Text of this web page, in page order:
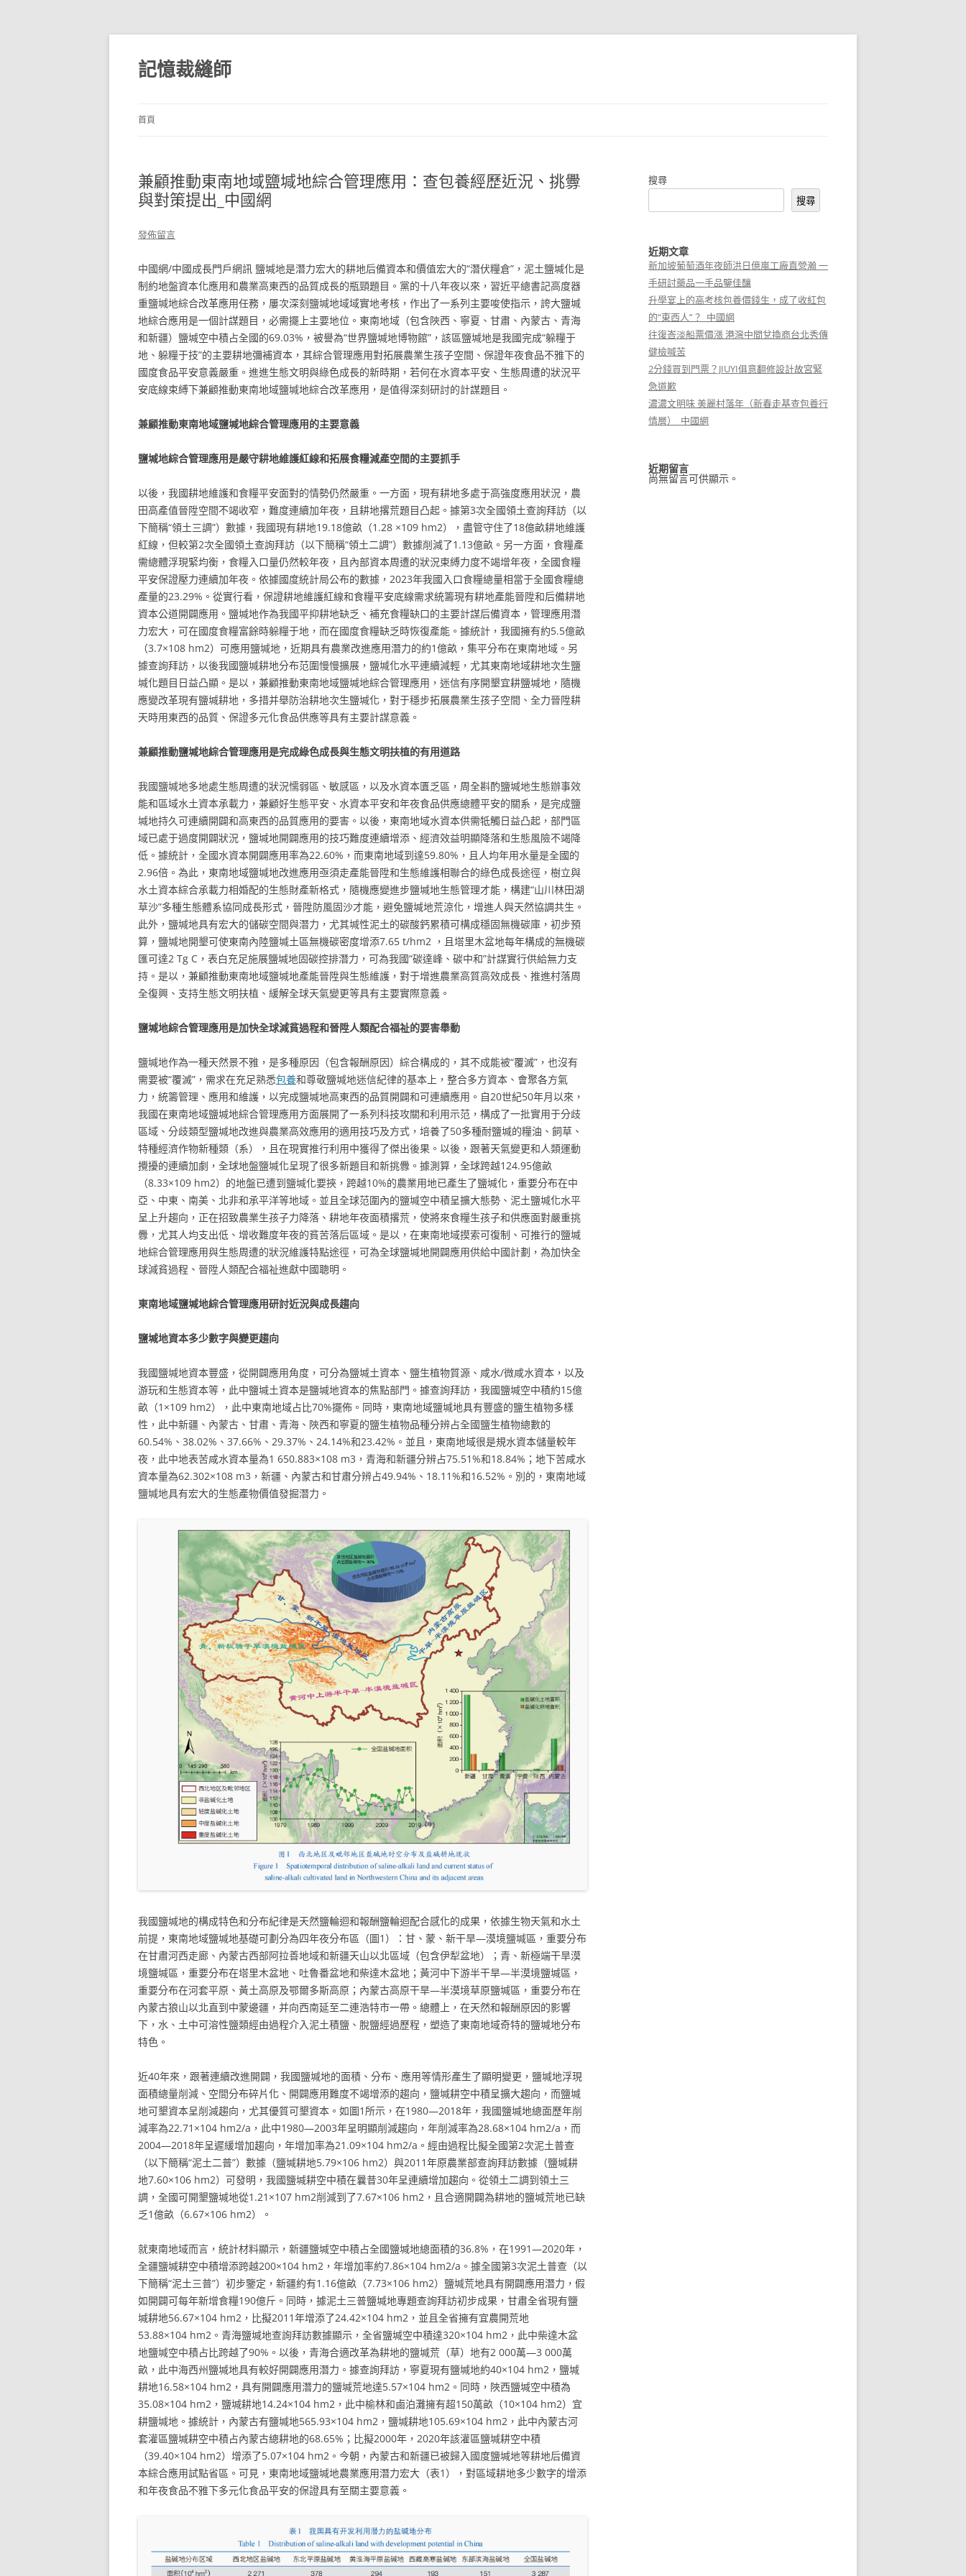
跳
主
要
內
記憶裁縫師
首頁
兼顧推動東南地域鹽堿地綜合管理應用：查包養經歷近況、挑釁
與對策提出_中國網
發佈留言
中國網/中國成長門戶網訊 鹽堿地是潛力宏大的耕地后備資本和價值宏大的“潛伏糧倉”，泥土鹽堿化是
制約地盤資本化應用和農業高東西的品質成長的瓶頸題目。黨的十八年夜以來，習近平總書記高度器
重鹽堿地綜合改革應用任務，屢次深刻鹽堿地域域實地考核，作出了一系列主要唆使指示，誇大鹽堿
地綜合應用是一個計謀題目，必需擺上主要地位。東南地域（包含陜西、寧夏、甘肅、內蒙古、青海
和新疆）鹽堿空中積占全國的69.03%，被譽為“世界鹽堿地博物館”，該區鹽堿地是我國完成“躲糧于
地、躲糧于技”的主要耕地彌補資本，其綜合管理應用對拓展農業生孩子空間、保證年夜食品不雅下的
國度食品平安意義嚴重。進進生態文明與綠色成長的新時期，若何在水資本平安、生態周遭的狀況平
安底線束縛下兼顧推動東南地域鹽堿地綜合改革應用，是值得深刻研討的計謀題目。
兼顧推動東南地域鹽堿地綜合管理應用的主要意義
鹽堿地綜合管理應用是嚴守耕地維護紅線和拓展食糧減產空間的主要抓手
以後，我國耕地維護和食糧平安面對的情勢仍然嚴重。一方面，現有耕地多處于高強度應用狀況，農
田高產值晉陞空間不竭收窄，難度連續加年夜，且耕地撂荒題目凸起。據第3次全國領土查詢拜訪（以
下簡稱“領土三調”）數據，我國現有耕地19.18億畝（1.28 ×109 hm2），盡管守住了18億畝耕地維護
紅線，但較第2次全國領土查詢拜訪（以下簡稱“領土二調”）數據削減了1.13億畝。另一方面，食糧產
需總體浮現緊均衡，食糧入口量仍然較年夜，且內部資本周遭的狀況束縛力度不竭增年夜，全國食糧
平安保證壓力連續加年夜。依據國度統計局公布的數據，2023年我國入口食糧總量相當于全國食糧總
產量的23.29%。從實行看，保證耕地維護紅線和食糧平安底線需求統籌現有耕地產能晉陞和后備耕地
資本公道開闢應用。鹽堿地作為我國平抑耕地缺乏、補充食糧缺口的主要計謀后備資本，管理應用潛
力宏大，可在國度食糧富餘時躲糧于地，而在國度食糧缺乏時恢復產能。據統計，我國擁有約5.5億畝
（3.7×108 hm2）可應用鹽堿地，近期具有農業改進應用潛力的約1億畝，集平分布在東南地域。另
據查詢拜訪，以後我國鹽堿耕地分布范圍慢慢擴展，鹽堿化水平連續減輕，尤其東南地域耕地次生鹽
堿化題目日益凸顯。是以，兼顧推動東南地域鹽堿地綜合管理應用，迷信有序開墾宜耕鹽堿地，隨機
應變改革現有鹽堿耕地，多措并舉防治耕地次生鹽堿化，對于穩步拓展農業生孩子空間、全力晉陞耕
天時用東西的品質、保證多元化食品供應等具有主要計謀意義。
兼顧推動鹽堿地綜合管理應用是完成綠色成長與生態文明扶植的有用道路
我國鹽堿地多地處生態周遭的狀況懦弱區、敏感區，以及水資本匱乏區，周全斟酌鹽堿地生態辦事效
能和區域水土資本承載力，兼顧好生態平安、水資本平安和年夜食品供應總體平安的關系，是完成鹽
堿地持久可連續開闢和高東西的品質應用的要害。以後，東南地域水資本供需牴觸日益凸起，部門區
域已處于過度開闢狀況，鹽堿地開闢應用的技巧難度連續增添、經濟效益明顯降落和生態風險不竭降
低。據統計，全國水資本開闢應用率為22.60%，而東南地域到達59.80%，且人均年用水量是全國的
2.96倍。為此，東南地域鹽堿地改進應用亟須走產能晉陞和生態維護相聯合的綠色成長途徑，樹立與
水土資本綜合承載力相婚配的生態財產新格式，隨機應變進步鹽堿地生態管理才能，構建“山川林田湖
草沙”多種生態體系協同成長形式，晉陞防風固沙才能，避免鹽堿地荒涼化，增進人與天然協調共生。
此外，鹽堿地具有宏大的儲碳空間與潛力，尤其堿性泥土的碳酸鈣累積可構成穩固無機碳庫，初步預
算，鹽堿地開墾可使東南內陸鹽堿土區無機碳密度增添7.65 t/hm2 ，且塔里木盆地每年構成的無機碳
匯可達2 Tg C，表白充足施展鹽堿地固碳控排潛力，可為我國“碳達峰、碳中和”計謀實行供給無力支
持。是以，兼顧推動東南地域鹽堿地產能晉陞與生態維護，對于增進農業高質高效成長、推進村落周
全復興、支持生態文明扶植、緩解全球天氣變更等具有主要實際意義。
鹽堿地綜合管理應用是加快全球減貧過程和晉陞人類配合福祉的要害舉動
鹽堿地作為一種天然景不雅，是多種原因（包含報酬原因）綜合構成的，其不成能被“覆滅”，也沒有
需要被“覆滅”，需求在充足熟悉包養和尊敬鹽堿地迷信紀律的基本上，整合多方資本、會聚各方氣
力，統籌管理、應用和維護，以完成鹽堿地高東西的品質開闢和可連續應用。自20世紀50年月以來，
我國在東南地域鹽堿地綜合管理應用方面展開了一系列科技攻關和利用示范，構成了一批實用于分歧
區域、分歧類型鹽堿地改進與農業高效應用的適用技巧及方式，培養了50多種耐鹽堿的糧油、飼草、
特種經濟作物新種類（系），且在現實推行利用中獲得了傑出後果。以後，跟著天氣變更和人類運動
攪擾的連續加劇，全球地盤鹽堿化呈現了很多新題目和新挑釁。據測算，全球跨越124.95億畝
（8.33×109 hm2）的地盤已遭到鹽堿化要挾，跨越10%的農業用地已產生了鹽堿化，重要分布在中
亞、中東、南美、北非和承平洋等地域。並且全球范圍內的鹽堿空中積呈擴大態勢、泥土鹽堿化水平
呈上升趨向，正在招致農業生孩子力降落、耕地年夜面積撂荒，使將來食糧生孩子和供應面對嚴重挑
釁，尤其人均支出低、增收難度年夜的貧苦落后區域。是以，在東南地域摸索可復制、可推行的鹽堿
地綜合管理應用與生態周遭的狀況維護特點途徑，可為全球鹽堿地開闢應用供給中國計劃，為加快全
球減貧過程、晉陞人類配合福祉進獻中國聰明。
東南地域鹽堿地綜合管理應用研討近況與成長趨向
鹽堿地資本多少數字與變更趨向
我國鹽堿地資本豐盛，從開闢應用角度，可分為鹽堿土資本、鹽生植物質源、咸水/微咸水資本，以及
游玩和生態資本等，此中鹽堿土資本是鹽堿地資本的焦點部門。據查詢拜訪，我國鹽堿空中積約15億
畝（1×109 hm2），此中東南地域占比70%擺佈。同時，東南地域鹽堿地具有豐盛的鹽生植物多樣
性，此中新疆、內蒙古、甘肅、青海、陜西和寧夏的鹽生植物品種分辨占全國鹽生植物總數的
60.54%、38.02%、37.66%、29.37%、24.14%和23.42%。並且，東南地域很是規水資本儲量較年
夜，此中地表苦咸水資本量為1 650.883×108 m3，青海和新疆分辨占75.51%和18.84%；地下苦咸水
資本量為62.302×108 m3，新疆、內蒙古和甘肅分辨占49.94%、18.11%和16.52%。別的，東南地域
鹽堿地具有宏大的生態產物價值發掘潛力。
我國鹽堿地的構成特色和分布紀律是天然鹽輪迴和報酬鹽輪迴配合感化的成果，依據生物天氣和水土
前提，東南地域鹽堿地基礎可劃分為四年夜分布區（圖1）：甘、蒙、新干旱—漠境鹽堿區，重要分布
在甘肅河西走廊、內蒙古西部阿拉善地域和新疆天山以北區域（包含伊犁盆地）；青、新極端干旱漠
境鹽堿區，重要分布在塔里木盆地、吐魯番盆地和柴達木盆地；黃河中下游半干旱—半漠境鹽堿區，
重要分布在河套平原、黃土高原及鄂爾多斯高原；內蒙古高原干旱—半漠境草原鹽堿區，重要分布在
內蒙古狼山以北直到中蒙邊疆，并向西南延至二連浩特市一帶。總體上，在天然和報酬原因的影響
下，水、土中可溶性鹽類經由過程介入泥土積鹽、脫鹽經過歷程，塑造了東南地域奇特的鹽堿地分布
特色。
近40年來，跟著連續改進開闢，我國鹽堿地的面積、分布、應用等情形產生了顯明變更，鹽堿地浮現
面積總量削減、空間分布碎片化、開闢應用難度不竭增添的趨向，鹽堿耕空中積呈擴大趨向，而鹽堿
地可墾資本呈削減趨向，尤其優質可墾資本。如圖1所示，在1980—2018年，我國鹽堿地總面歷年削
減率為22.71×104 hm2/a，此中1980—2003年呈明顯削減趨向，年削減率為28.68×104 hm2/a，而
2004—2018年呈遲緩增加趨向，年增加率為21.09×104 hm2/a。經由過程比擬全國第2次泥土普查
（以下簡稱“泥土二普”）數據（鹽堿耕地5.79×106 hm2）與2011年原農業部查詢拜訪數據（鹽堿耕
地7.60×106 hm2）可發明，我國鹽堿耕空中積在曩昔30年呈連續增加趨向。從領土二調到領土三
調，全國可開墾鹽堿地從1.21×107 hm2削減到了7.67×106 hm2，且合適開闢為耕地的鹽堿荒地已缺
乏1億畝（6.67×106 hm2）。
就東南地域而言，統計材料顯示，新疆鹽堿空中積占全國鹽堿地總面積的36.8%，在1991—2020年，
全疆鹽堿耕空中積增添跨越200×104 hm2，年增加率約7.86×104 hm2/a。據全國第3次泥土普查（以
下簡稱“泥土三普”）初步鑒定，新疆約有1.16億畝（7.73×106 hm2）鹽堿荒地具有開闢應用潛力，假
如開闢可每年新增食糧190億斤。同時，據泥土三普鹽堿地專題查詢拜訪初步成果，甘肅全省現有鹽
堿耕地56.67×104 hm2，比擬2011年增添了24.42×104 hm2，並且全省擁有宜農開荒地
53.88×104 hm2。青海鹽堿地查詢拜訪數據顯示，全省鹽堿空中積達320×104 hm2，此中柴達木盆
地鹽堿空中積占比跨越了90%。以後，青海合適改革為耕地的鹽堿荒（草）地有2 000萬—3 000萬
畝，此中海西州鹽堿地具有較好開闢應用潛力。據查詢拜訪，寧夏現有鹽堿地約40×104 hm2，鹽堿
耕地16.58×104 hm2，具有開闢應用潛力的鹽堿荒地達5.57×104 hm2。同時，陜西鹽堿空中積為
35.08×104 hm2，鹽堿耕地14.24×104 hm2，此中榆林和鹵泊灘擁有超150萬畝（10×104 hm2）宜
耕鹽堿地。據統計，內蒙古有鹽堿地565.93×104 hm2，鹽堿耕地105.69×104 hm2，此中內蒙古河
套灌區鹽堿耕空中積占內蒙古總耕地的68.65%；比擬2000年，2020年該灌區鹽堿耕空中積
（39.40×104 hm2）增添了5.07×104 hm2。今朝，內蒙古和新疆已被歸入國度鹽堿地等耕地后備資
本綜合應用試點省區。可見，東南地域鹽堿地農業應用潛力宏大（表1），對區域耕地多少數字的增添
和年夜食品不雅下多元化食品平安的保證具有至關主要意義。
搜尋
搜尋
近期文章
新加坡葡萄酒年夜師洪日億嵐工廠直營瀚 一
手研討藥品一手品鑒佳釀
升學宴上的高考核包養價錢生，成了收紅包
的“東西人”？_中國網
往復峇淡船票價漲 港灣中間兌換商台北秀傳
健檢喊苦
2分錢買到門票？JIUYI俱意翻修設計故宮緊
急道歉
濃濃文明味 美麗村落年（新春走基查包養行
情層）_中國網
近期留言
尚無留言可供顯示。